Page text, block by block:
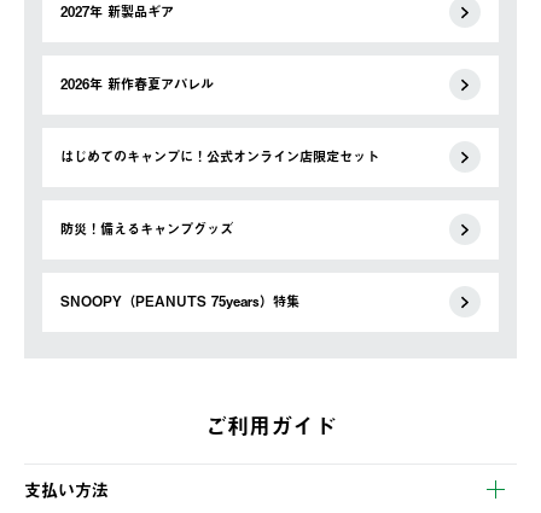
2027年 新製品ギア
2026年 新作春夏アパレル
はじめてのキャンプに！公式オンライン店限定セット
防災！備えるキャンプグッズ
SNOOPY（PEANUTS 75years）特集
ご利用ガイド
支払い方法